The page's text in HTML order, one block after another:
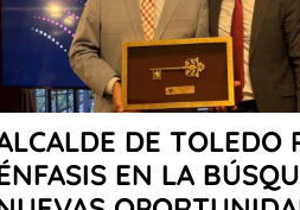
DE TOLEDO
EN LA